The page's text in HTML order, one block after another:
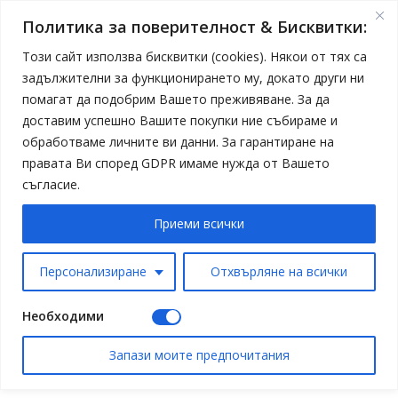
Политика за поверителност & Бисквитки:
Този сайт използва бисквитки (cookies). Някои от тях са
задължителни за функционирането му, докато други ни
помагат да подобрим Вашето преживяване. За да
доставим успешно Вашите покупки ние събираме и
обработваме личните ви данни. За гарантиране на
правата Ви според GDPR имаме нужда от Вашето
съгласие.
Персонализиране Отхвърляне на всички
Приеми всички
Необходими
Запази моите предпочитания